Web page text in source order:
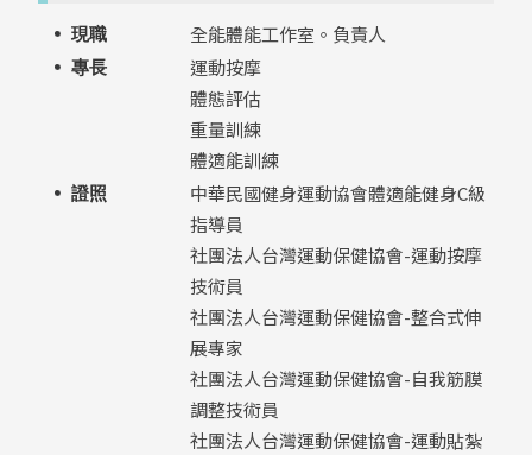
現職 全能體能工作室。負責人
專長
運動按摩
體態評估
重量訓練
體適能訓練
證照
中華民國健身運動協會體適能健身C級
指導員
社團法人台灣運動保健協會-運動按摩
技術員
社團法人台灣運動保健協會-整合式伸
展專家
社團法人台灣運動保健協會-自我筋膜
調整技術員
社團法人台灣運動保健協會-運動貼紮